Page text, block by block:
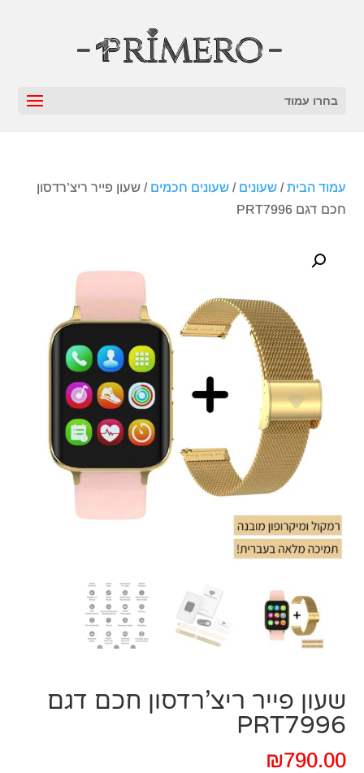
בחרו עמוד
עמוד הבית/שעונים /שעונים חכמים / שעון פייר ריצ’רדסון
חכם דגם PRT7996
שעון פייר ריצ’רדסון חכם דגם
PRT7996
₪790.00